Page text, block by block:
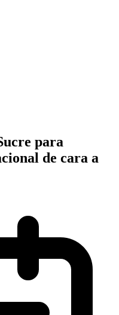
para
de cara a